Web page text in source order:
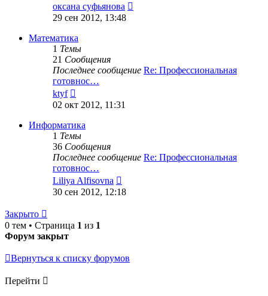
оксана суфьянова
29 сен 2012, 13:48
Математика
1 Темы
21 Сообщения
Последнее сообщение Re: Профессиональная
готовнос…
ktyf
к
последнему
сообщению
02 окт 2012, 11:31
Информатика
1 Темы
36 Сообщения
Последнее сообщение Re: Профессиональная
готовнос…
Liliya Alfisovna
к
30 сен 2012, 12:18
Закрыто
0 тем • Страница 1 из 1
Форум закрыт
Вернуться к списку форумов
Перейти